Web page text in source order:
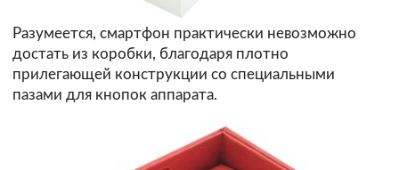
Разумеется, смартфон практически невозможно
достать из коробки, благодаря плотно
прилегающей конструкции со специальными
пазами для кнопок аппарата.